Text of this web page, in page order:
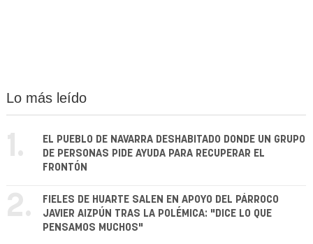
Lo más leído
1.
EL PUEBLO DE NAVARRA DESHABITADO DONDE UN GRUPO
DE PERSONAS PIDE AYUDA PARA RECUPERAR EL
FRONTÓN
2.
FIELES DE HUARTE SALEN EN APOYO DEL PÁRROCO
JAVIER AIZPÚN TRAS LA POLÉMICA: "DICE LO QUE
PENSAMOS MUCHOS"